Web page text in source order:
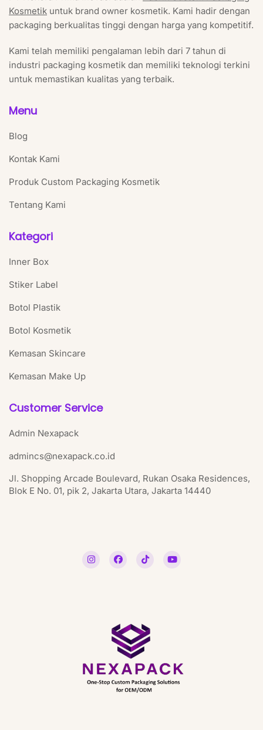
Kosmetik untuk brand owner kosmetik. Kami hadir dengan
packaging berkualitas tinggi dengan harga yang kompetitif.
Kami telah memiliki pengalaman lebih dari 7 tahun di
industri packaging kosmetik dan memiliki teknologi terkini
untuk memastikan kualitas yang terbaik.
Menu
Blog
Kontak Kami
Produk Custom Packaging Kosmetik
Tentang Kami
Kategori
Inner Box
Stiker Label
Botol Plastik
Botol Kosmetik
Kemasan Skincare
Kemasan Make Up
Customer Service
Admin Nexapack
admincs@nexapack.co.id
Jl. Shopping Arcade Boulevard, Rukan Osaka Residences,
Blok E No. 01, pik 2, Jakarta Utara, Jakarta 14440